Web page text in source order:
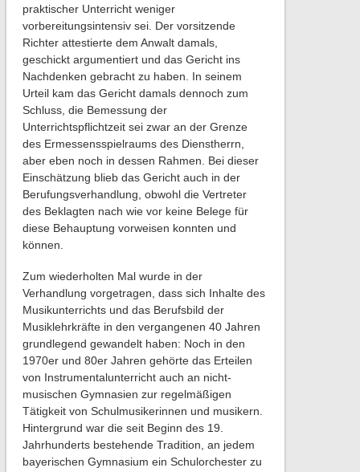
praktischer Unterricht weniger
vorbereitungsintensiv sei. Der vorsitzende
Richter attestierte dem Anwalt damals,
geschickt argumentiert und das Gericht ins
Nachdenken gebracht zu haben. In seinem
Urteil kam das Gericht damals dennoch zum
Schluss, die Bemessung der
Unterrichtspflichtzeit sei zwar an der Grenze
des Ermessensspielraums des Dienstherrn,
aber eben noch in dessen Rahmen. Bei dieser
Einschätzung blieb das Gericht auch in der
Berufungsverhandlung, obwohl die Vertreter
des Beklagten nach wie vor keine Belege für
diese Behauptung vorweisen konnten und
können.
Zum wiederholten Mal wurde in der
Verhandlung vorgetragen, dass sich Inhalte des
Musikunterrichts und das Berufsbild der
Musiklehrkräfte in den vergangenen 40 Jahren
grundlegend gewandelt haben: Noch in den
1970er und 80er Jahren gehörte das Erteilen
von Instrumentalunterricht auch an nicht-
musischen Gymnasien zur regelmäßigen
Tätigkeit von Schulmusikerinnen und musikern.
Hintergrund war die seit Beginn des 19.
Jahrhunderts bestehende Tradition, an jedem
bayerischen Gymnasium ein Schulorchester zu